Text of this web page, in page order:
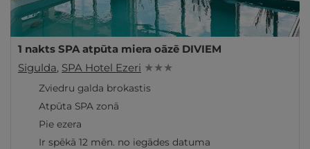
1 nakts SPA atpūta miera oāzē DIVIEM
Sigulda, SPA Hotel Ezeri ★ ★ ★
Zviedru galda brokastis
Atpūta SPA zonā
Pie ezera
Ir spēkā 12 mēn. no iegādes datuma